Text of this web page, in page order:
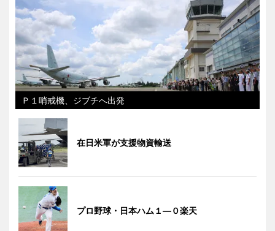
Ｐ１哨戒機、ジブチへ出発
在日米軍が支援物資輸送
プロ野球・日本ハム１―０楽天